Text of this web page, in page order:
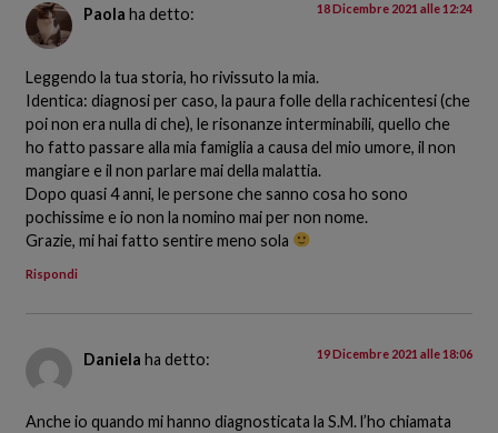
Paola ha detto: 18 Dicembre 2021 alle 12:24
Leggendo la tua storia, ho rivissuto la mia.
Identica: diagnosi per caso, la paura folle della rachicentesi (che
poi non era nulla di che), le risonanze interminabili, quello che
ho fatto passare alla mia famiglia a causa del mio umore, il non
mangiare e il non parlare mai della malattia.
Dopo quasi 4 anni, le persone che sanno cosa ho sono
pochissime e io non la nomino mai per non nome.
Grazie, mi hai fatto sentire meno sola
Rispondi
Daniela ha detto: 19 Dicembre 2021 alle 18:06
Anche io quando mi hanno diagnosticata la S.M. l’ho chiamata